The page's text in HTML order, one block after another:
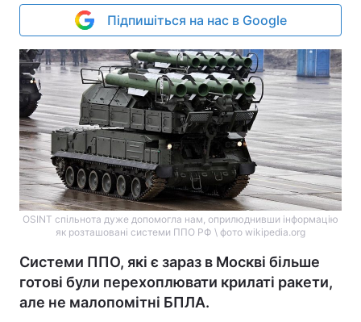
Підпишіться на нас в Google
OSINT спільнота дуже допомогла нам, оприлюднивши інформацію
як розташовані системи ППО РФ \ фото wikipedia.org
Системи ППО, які є зараз в Москві більше
готові були перехоплювати крилаті ракети,
але не малопомітні БПЛА.